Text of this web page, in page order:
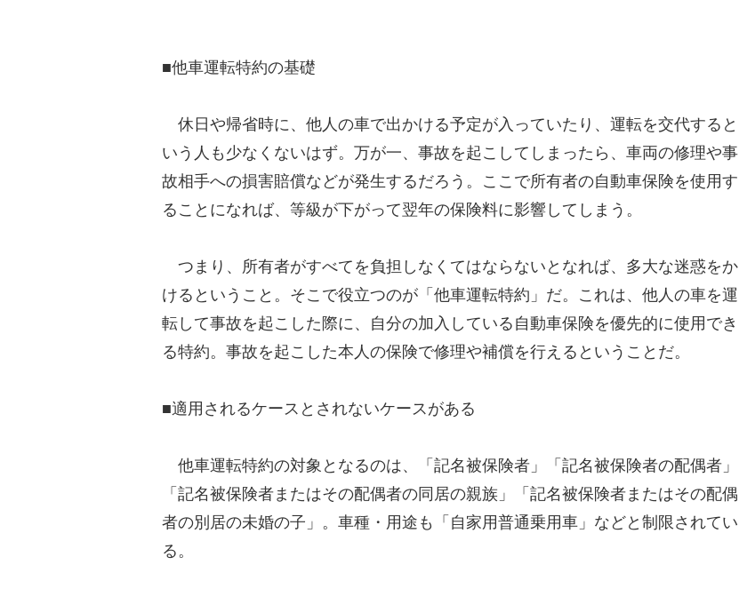
■他車運転特約の基礎
休日や帰省時に、他人の車で出かける予定が入っていたり、運転を交代すると
いう人も少なくないはず。万が一、事故を起こしてしまったら、車両の修理や事
故相手への損害賠償などが発生するだろう。ここで所有者の自動車保険を使用す
ることになれば、等級が下がって翌年の保険料に影響してしまう。
つまり、所有者がすべてを負担しなくてはならないとなれば、多大な迷惑をか
けるということ。そこで役立つのが「他車運転特約」だ。これは、他人の車を運
転して事故を起こした際に、自分の加入している自動車保険を優先的に使用でき
る特約。事故を起こした本人の保険で修理や補償を行えるということだ。
■適用されるケースとされないケースがある
他車運転特約の対象となるのは、「記名被保険者」「記名被保険者の配偶者」
「記名被保険者またはその配偶者の同居の親族」「記名被保険者またはその配偶
者の別居の未婚の子」。車種・用途も「自家用普通乗用車」などと制限されてい
る。